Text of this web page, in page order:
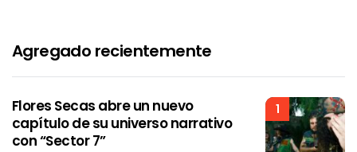
Agregado recientemente
1
Flores Secas abre un nuevo
capítulo de su universo narrativo
con “Sector 7”